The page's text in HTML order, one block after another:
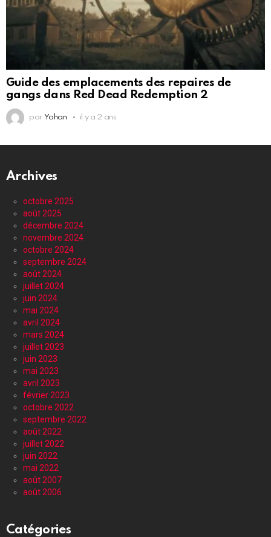
Guide des emplacements des repaires de
gangs dans Red Dead Redemption 2
par Yohan il y a 2 ans
Archives
octobre 2025
août 2025
décembre 2024
novembre 2024
octobre 2024
septembre 2024
août 2024
juillet 2024
juin 2024
mai 2024
avril 2024
mars 2024
juillet 2023
juin 2023
mai 2023
avril 2023
février 2023
octobre 2022
septembre 2022
août 2022
juillet 2022
juin 2022
mai 2022
août 2007
août 2006
Catégories